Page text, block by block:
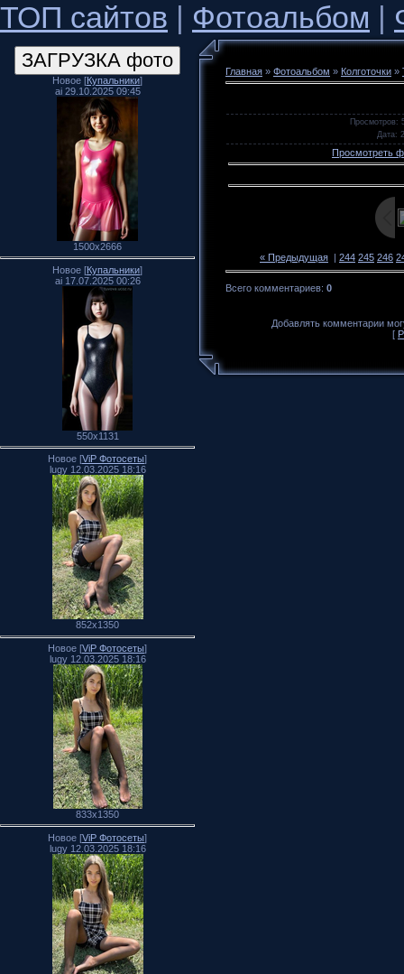
ТОП сайтов | Фотоальбом |
Новое [Купальники]
ai 29.10.2025 09:45
1500x2666
Новое [Купальники]
ai 17.07.2025 00:26
550x1131
Новое [ViP Фотосеты]
lugy 12.03.2025 18:16
852x1350
Новое [ViP Фотосеты]
lugy 12.03.2025 18:16
833x1350
Новое [ViP Фотосеты]
lugy 12.03.2025 18:16
Главная » Фотоальбом » Колготочки »
Просмотров:
Дата:
Просмотреть
« Предыдущая | 244 245 246
Всего комментариев: 0
Добавлять комментарии
[